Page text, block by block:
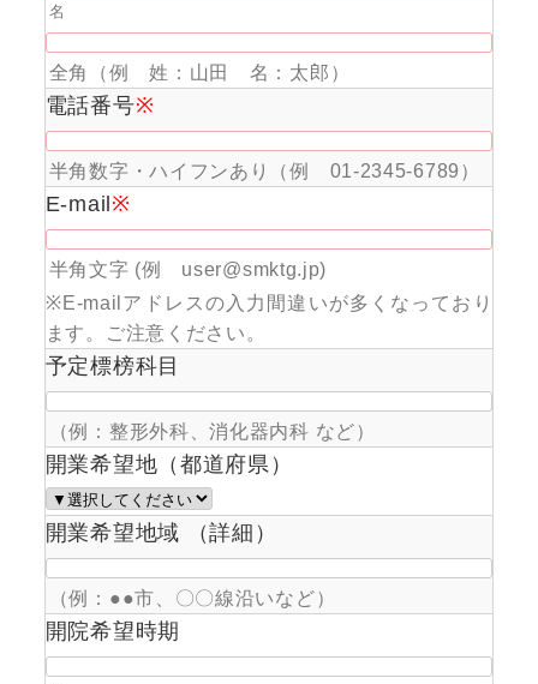
名
全角（例 姓：山田 名：太郎）
電話番号※
半角数字・ハイフンあり（例 01-2345-6789）
E-mail ※
半角文字 (例 user@smktg.jp)
※E-mailアドレスの入力間違いが多くなっており
ます。ご注意ください。
予定標榜科目
（例：整形外科、消化器内科 など）
開業希望地（都道府県）
開業希望地域 （詳細）
（例：●●市、〇〇線沿いなど）
開院希望時期